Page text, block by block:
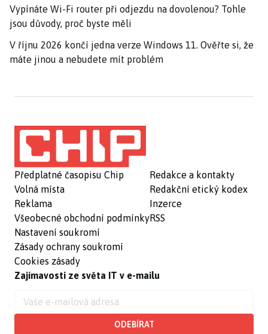
Vypínáte Wi-Fi router při odjezdu na dovolenou? Tohle
jsou důvody, proč byste měli
V říjnu 2026 končí jedna verze Windows 11. Ověřte si, že
máte jinou a nebudete mít problém
Předplatné časopisu Chip
Volná místa
Reklama
Všeobecné obchodní podmínky
Nastavení soukromí
Zásady ochrany soukromí
Cookies zásady
Redakce a kontakty
Redakční etický kodex
Inzerce
RSS
Zajímavosti ze světa IT v e-mailu
ODEBÍRAT